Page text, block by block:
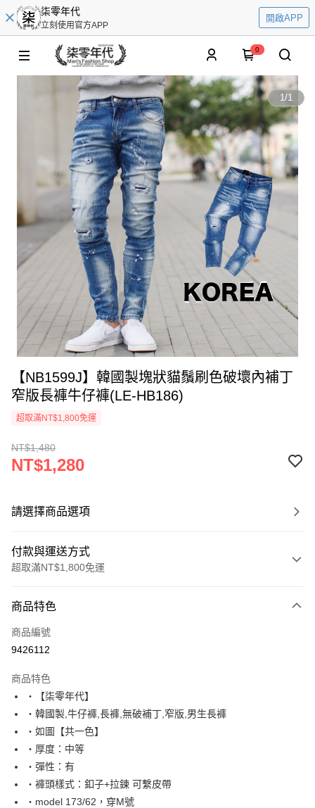
柒零年代
立刻使用官方APP
開啟APP
0
1/1
【NB1599J】韓國製塊狀貓鬚刷色破壞內補丁
窄版長褲牛仔褲(LE-HB186)
超取滿NT$1,800免運
NT$1,480
NT$1,280
請選擇商品選項
付款與運送方式
超取滿NT$1,800免運
信用卡一次付款
超商取貨付款
Apple Pay
街口支付
悠遊付
Google Pay
AFTEE先享後付
商品特色
商品編號
9426112
商品特色
‧【柒零年代】
‧韓國製,牛仔褲,長褲,無破補丁,窄版,男生長褲
‧如圖【共一色】
‧厚度：中等
‧彈性：有
‧褲頭樣式：釦子+拉鍊 可繫皮帶
‧model 173/62，穿M號